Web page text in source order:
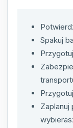
Spakuj
Zaplanuj